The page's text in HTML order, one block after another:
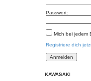
Passwort:
Mich bei jedem
Registriere dich
KAWASAKI